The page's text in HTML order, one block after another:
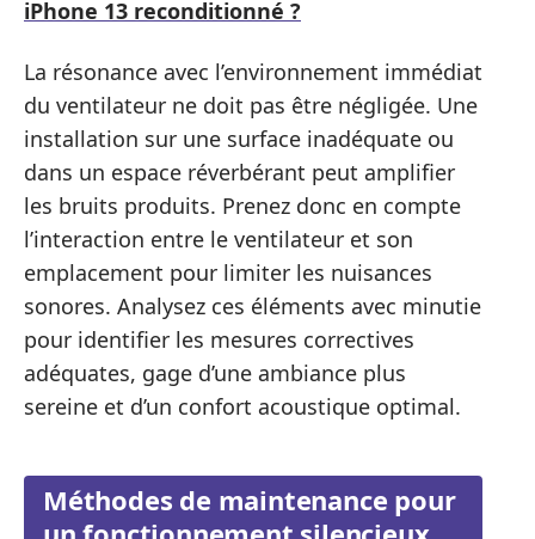
iPhone 13 reconditionné ?
La résonance avec l’environnement immédiat
du ventilateur ne doit pas être négligée. Une
installation sur une surface inadéquate ou
dans un espace réverbérant peut amplifier
les bruits produits. Prenez donc en compte
l’interaction entre le ventilateur et son
emplacement pour limiter les nuisances
sonores. Analysez ces éléments avec minutie
pour identifier les mesures correctives
adéquates, gage d’une ambiance plus
sereine et d’un confort acoustique optimal.
Méthodes de maintenance pour